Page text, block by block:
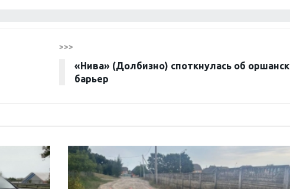
>>>
«Нива» (Долбизно) споткнулась об
барьер